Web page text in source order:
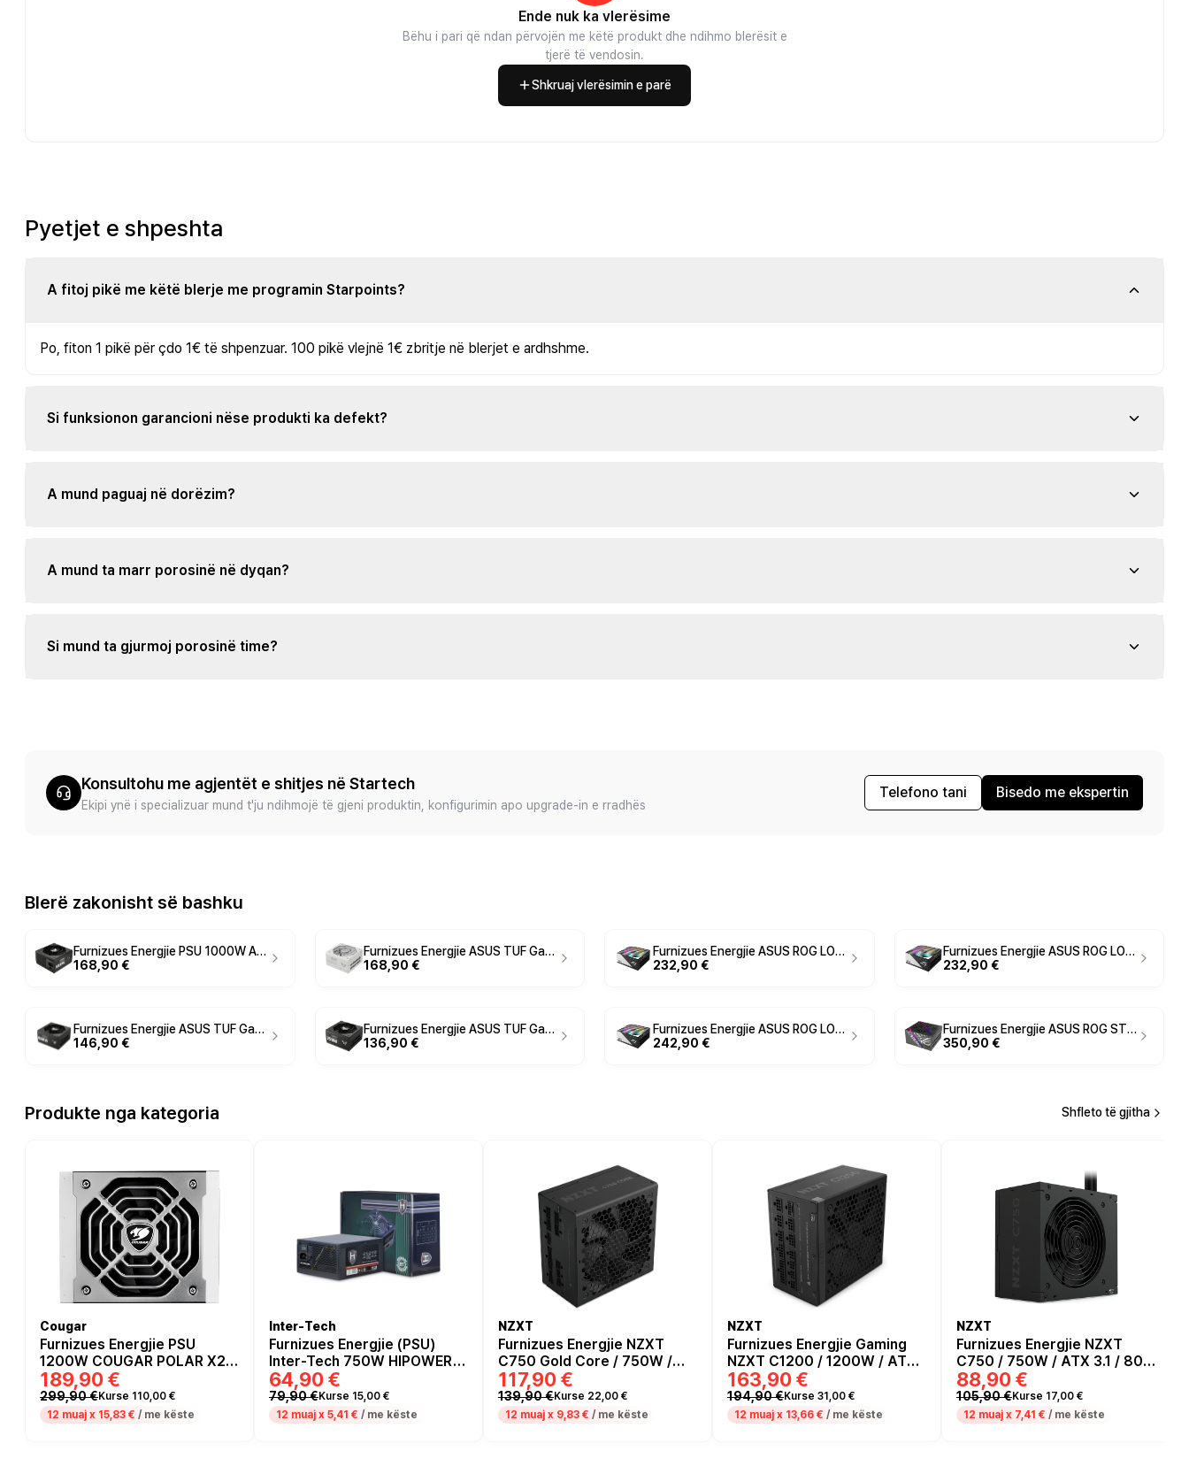
Ende nuk ka vlerësime
Bëhu i pari që ndan përvojën me këtë produkt dhe ndihmo blerësit e
tjerë të vendosin.
Shkruaj vlerësimin e parë
Pyetjet e shpeshta
A fitoj pikë me këtë blerje me programin Starpoints?
Po, fiton 1 pikë për çdo 1€ të shpenzuar. 100 pikë vlejnë 1€ zbritje në blerjet e ardhshme.
Si funksionon garancioni nëse produkti ka defekt?
A mund paguaj në dorëzim?
A mund ta marr porosinë në dyqan?
Si mund ta gjurmoj porosinë time?
Konsultohu me agjentët e shitjes në Startech
Ekipi ynë i specializuar mund t'ju ndihmojë të gjeni produktin, konfigurimin apo upgrade-in e rradhës
Telefono tani Bisedo me ekspertin
Blerë zakonisht së bashku
Furnizues Energjie PSU 1000W ASUS TUF Gaming-ATX12V | 80+ Gold
168,90 €
Furnizues Energjie ASUS TUF Gaming White Edition / 1000W / 80 PLUS Gold / ATX 3.1 - Bardhë
168,90 €
Furnizues Energjie ASUS ROG LOKI SFX‑L / 750W / 80 PLUS Platinum / SFX‑L - Zezë / Argjend
232,90 €
Furnizues Energjie ASUS ROG LOKI SFX‑L / 850W / 80 PLUS Platinum / SFX‑L - Zezë / Argjend
232,90 €
Furnizues Energjie ASUS TUF Gaming / 850W / 80 PLUS Gold / ATX 3.1 - Zezë
146,90 €
Furnizues Energjie ASUS TUF Gaming / 750W / 80 PLUS Gold / ATX 3.1 - Zezë
136,90 €
Furnizues Energjie ASUS ROG LOKI SFX‑L / 1000W / 80 PLUS Platinum / SFX‑L - Zezë / Argjend
242,90 €
Furnizues Energjie ASUS ROG STRIX‑1200P‑G / 1200W / 80 PLUS Platinum / ATX 3.1 - Zezë
350,90 €
Produkte nga kategoria Shfleto të gjitha
Cougar
Furnizues Energjie PSU
1200W COUGAR POLAR X2 /
1200W / ATX 3.1 Power
Supply / 80 Plus Platinum /
Modular
189,90 €
299,90 €Kurse 110,00 €
12 muaj x 15,83 € / me këste
Inter-Tech
Furnizues Energjie (PSU)
Inter-Tech 750W HIPOWER
SP-750 - e zezë
64,90 €
79,90 €Kurse 15,00 €
12 muaj x 5,41 € / me këste
NZXT
Furnizues Energjie NZXT
C750 Gold Core / 750W /
ATX 3.1 / PCIe 5.1 / 80 PLUS
Gold
117,90 €
139,90 €Kurse 22,00 €
12 muaj x 9,83 € / me këste
NZXT
Furnizues Energjie Gaming
NZXT C1200 / 1200W / ATX
3.1 / PCIe 5.0 / 80 PLUS Gold
163,90 €
194,90 €Kurse 31,00 €
12 muaj x 13,66 € / me këste
NZXT
Furnizues Energjie NZXT
C750 / 750W / ATX 3.1 / 80
PLUS Bronze
88,90 €
105,90 €Kurse 17,00 €
12 muaj x 7,41 € / me këste